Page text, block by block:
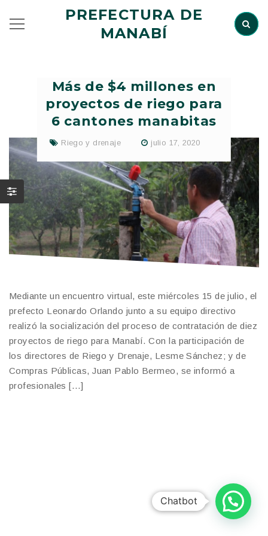
PREFECTURA DE
MANABÍ
Más de $4 millones en
proyectos de riego para
6 cantones manabitas
Riego y drenaje julio 17, 2020
Mediante un encuentro virtual, este miércoles 15 de julio, el
prefecto Leonardo Orlando junto a su equipo directivo
realizó la socialización del proceso de contratación de diez
proyectos de riego para Manabí. Con la participación de
los directores de Riego y Drenaje, Lesme Sánchez; y de
Compras Públicas, Juan Pablo Bermeo, se informó a
profesionales […]
Chatbot